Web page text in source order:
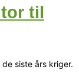
til
siste års kriger.